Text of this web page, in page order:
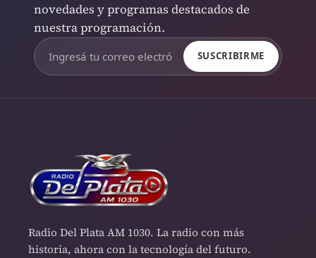
novedades y programas destacados de
nuestra programación.
SUSCRIBIRME
Radio Del Plata AM 1030. La radio con más
historia, ahora con la tecnología del futuro.